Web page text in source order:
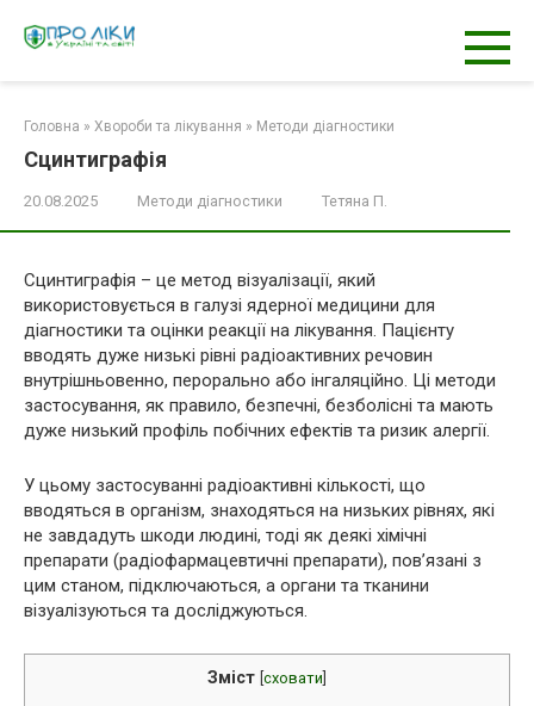
Головна » Хвороби та лікування » Методи діагностики
Сцинтиграфія
20.08.2025 Методи діагностики Тетяна П.
Сцинтиграфія – це метод візуалізації, який
використовується в галузі ядерної медицини для
діагностики та оцінки реакції на лікування. Пацієнту
вводять дуже низькі рівні радіоактивних речовин
внутрішньовенно, перорально або інгаляційно. Ці методи
застосування, як правило, безпечні, безболісні та мають
дуже низький профіль побічних ефектів та ризик алергії.
У цьому застосуванні радіоактивні кількості, що
вводяться в організм, знаходяться на низьких рівнях, які
не завдадуть шкоди людині, тоді як деякі хімічні
препарати (радіофармацевтичні препарати), пов’язані з
цим станом, підключаються, а органи та тканини
візуалізуються та досліджуються.
Зміст сховати